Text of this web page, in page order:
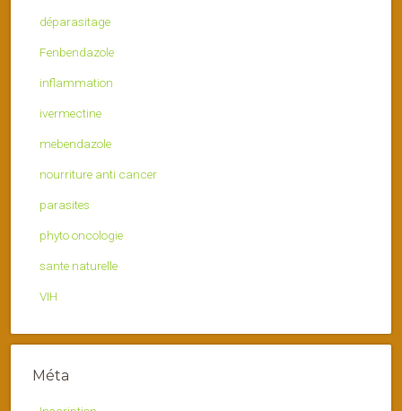
déparasitage
Fenbendazole
inflammation
ivermectine
mebendazole
nourriture anti cancer
parasites
phyto oncologie
sante naturelle
VIH
Méta